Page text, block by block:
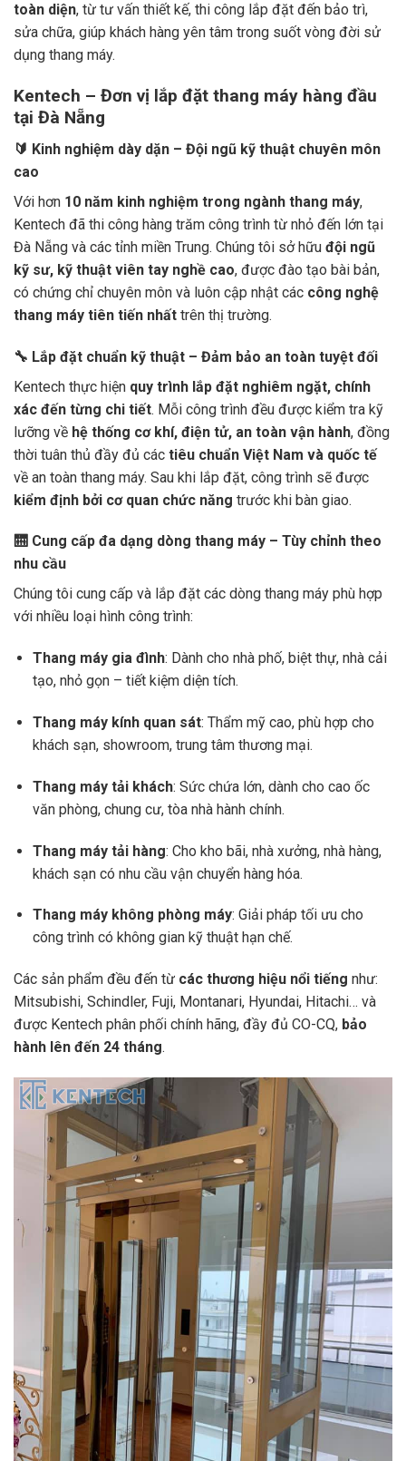
toàn diện, từ tư vấn thiết kế, thi công lắp đặt đến bảo trì,
sửa chữa, giúp khách hàng yên tâm trong suốt vòng đời sử
dụng thang máy.
Kentech – Đơn vị lắp đặt thang máy hàng đầu
tại Đà Nẵng
🔰 Kinh nghiệm dày dặn – Đội ngũ kỹ thuật chuyên môn
cao
Với hơn 10 năm kinh nghiệm trong ngành thang máy,
Kentech đã thi công hàng trăm công trình từ nhỏ đến lớn tại
Đà Nẵng và các tỉnh miền Trung. Chúng tôi sở hữu đội ngũ
kỹ sư, kỹ thuật viên tay nghề cao, được đào tạo bài bản,
có chứng chỉ chuyên môn và luôn cập nhật các công nghệ
thang máy tiên tiến nhất trên thị trường.
🔧 Lắp đặt chuẩn kỹ thuật – Đảm bảo an toàn tuyệt đối
Kentech thực hiện quy trình lắp đặt nghiêm ngặt, chính
xác đến từng chi tiết. Mỗi công trình đều được kiểm tra kỹ
lưỡng về hệ thống cơ khí, điện tử, an toàn vận hành, đồng
thời tuân thủ đầy đủ các tiêu chuẩn Việt Nam và quốc tế
về an toàn thang máy. Sau khi lắp đặt, công trình sẽ được
kiểm định bởi cơ quan chức năng trước khi bàn giao.
🛗 Cung cấp đa dạng dòng thang máy – Tùy chỉnh theo
nhu cầu
Chúng tôi cung cấp và lắp đặt các dòng thang máy phù hợp
với nhiều loại hình công trình:
Thang máy gia đình: Dành cho nhà phố, biệt thự, nhà cải
tạo, nhỏ gọn – tiết kiệm diện tích.
Thang máy kính quan sát: Thẩm mỹ cao, phù hợp cho
khách sạn, showroom, trung tâm thương mại.
Thang máy tải khách: Sức chứa lớn, dành cho cao ốc
văn phòng, chung cư, tòa nhà hành chính.
Thang máy tải hàng: Cho kho bãi, nhà xưởng, nhà hàng,
khách sạn có nhu cầu vận chuyển hàng hóa.
Thang máy không phòng máy: Giải pháp tối ưu cho
công trình có không gian kỹ thuật hạn chế.
Các sản phẩm đều đến từ các thương hiệu nổi tiếng như:
Mitsubishi, Schindler, Fuji, Montanari, Hyundai, Hitachi… và
được Kentech phân phối chính hãng, đầy đủ CO-CQ, bảo
hành lên đến 24 tháng.